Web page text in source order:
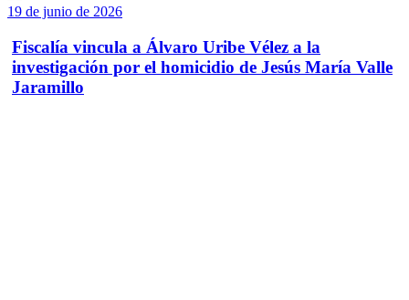
19 de junio de 2026
Fiscalía vincula a Álvaro Uribe Vélez a la
investigación por el homicidio de Jesús María Valle
Jaramillo